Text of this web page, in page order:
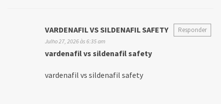
VARDENAFIL VS SILDENAFIL SAFETY
Julho 27, 2026 às 6:35 am
vardenafil vs sildenafil safety
vardenafil vs sildenafil safety
Responder